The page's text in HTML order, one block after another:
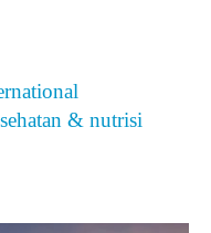
& nutrisi